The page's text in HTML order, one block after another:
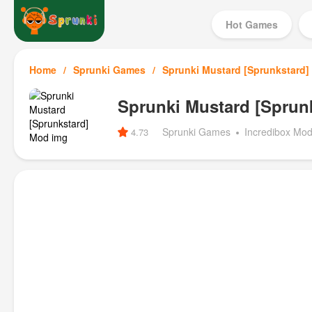
Hot Games
Home Sprunki Games Sprunki Mustard [Sprunkstard]
Sprunki Mustard
4.73 Sprunki Games Incredibox Mod